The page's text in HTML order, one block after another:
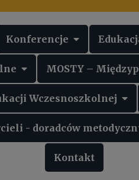
Konferencje
MOSTY –
Wczesnoszkolnej
- doradców
Kontakt